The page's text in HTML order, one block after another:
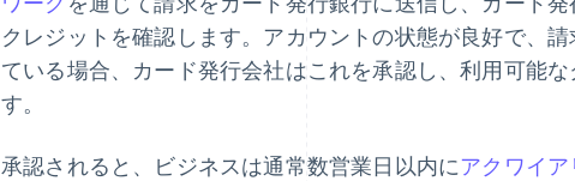
クレジットを確認します。アカウントの状態が良好で、
ている場合、カード発行会社はこれを承認し、利用可能
す。
承認されると、ビジネスは通常数営業日以内にアクワイ